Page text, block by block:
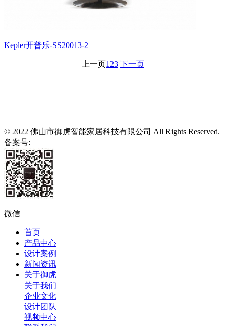
Kepler开普乐-SS20013-2
上一页1 23 下一页
© 2022 佛山市御虎智能家居科技有限公司 All Rights Reserved.
备案号:
微信
首页
产品中心
设计案例
新闻资讯
关于御虎
关于我们
企业文化
设计团队
视频中心